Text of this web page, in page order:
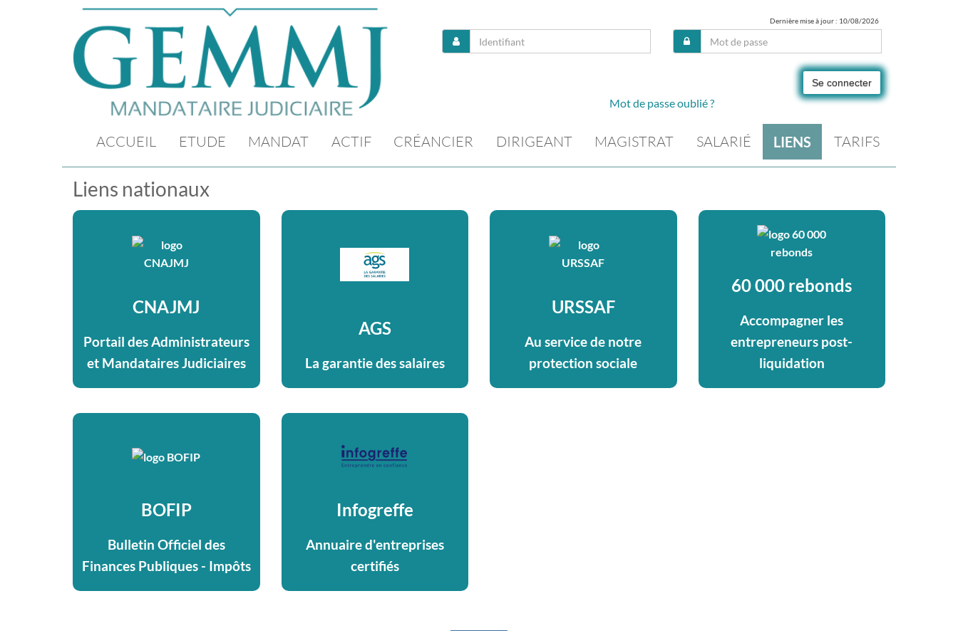
Dernière mise à jour : 10/08/2026
Se connecter
Mot de passe oublié ?
ACCUEIL ETUDE MANDAT ACTIF CRÉANCIER DIRIGEANT MAGISTRAT SALARIÉ LIENS TARIFS
Liens nationaux
CNAJMJ
Portail des Administrateurs
et Mandataires Judiciaires
AGS
La garantie des salaires
URSSAF
Au service de notre
protection sociale
60 000 rebonds
Accompagner les
entrepreneurs post-
liquidation
BOFIP
Bulletin Officiel des
Finances Publiques - Impôts
Infogreffe
Annuaire d'entreprises
certifiés